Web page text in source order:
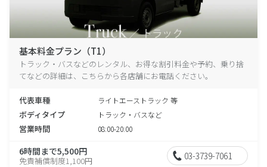
基本料金プラン（T1）
トラック・バスなどのレンタル、お得な割引料金や予約、乗り捨
てなどの詳細は、こちらから各店舗にお電話ください。
代表車種 ライトエーストラック 等
ボディタイプ トラック・バスなど
営業時間 08:00-20:00
6時間まで5,500円
免責補償制度1,100円 03-3739-7061